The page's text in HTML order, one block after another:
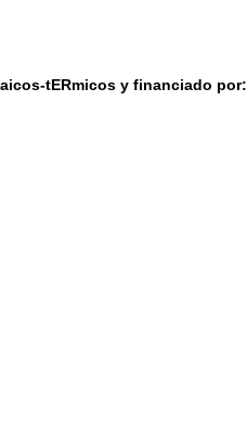
tERmicos y financiado por: